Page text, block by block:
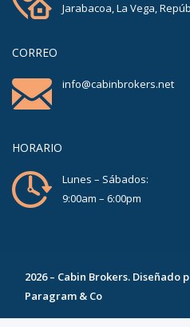
Jarabacoa, La Vega,
CORREO
info@cabinbrokers.net
HORARIO
Lunes – Sábados:
9:00am – 6:00pm
2026– Cabin Brokers. Diseñado
Paragram & Co